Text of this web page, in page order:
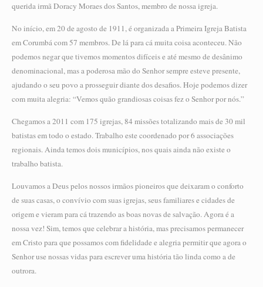
querida irmã Doracy Moraes dos Santos, membro de nossa igreja.
No início, em 20 de agosto de 1911, é organizada a Primeira Igreja Batista
em Corumbá com 57 membros. De lá para cá muita coisa aconteceu. Não
podemos negar que tivemos momentos difíceis e até mesmo de desânimo
denominacional, mas a poderosa mão do Senhor sempre esteve presente,
ajudando o seu povo a prosseguir diante dos desafios. Hoje podemos dizer
com muita alegria: “Vemos quão grandiosas coisas fez o Senhor por nós.”
Chegamos a 2011 com 175 igrejas, 84 missões totalizando mais de 30 mil
batistas em todo o estado. Trabalho este coordenado por 6 associações
regionais. Ainda temos dois municípios, nos quais ainda não existe o
trabalho batista.
Louvamos a Deus pelos nossos irmãos pioneiros que deixaram o conforto
de suas casas, o convívio com suas igrejas, seus familiares e cidades de
origem e vieram para cá trazendo as boas novas de salvação. Agora é a
nossa vez! Sim, temos que celebrar a história, mas precisamos permanecer
em Cristo para que possamos com fidelidade e alegria permitir que agora o
Senhor use nossas vidas para escrever uma história tão linda como a de
outrora.